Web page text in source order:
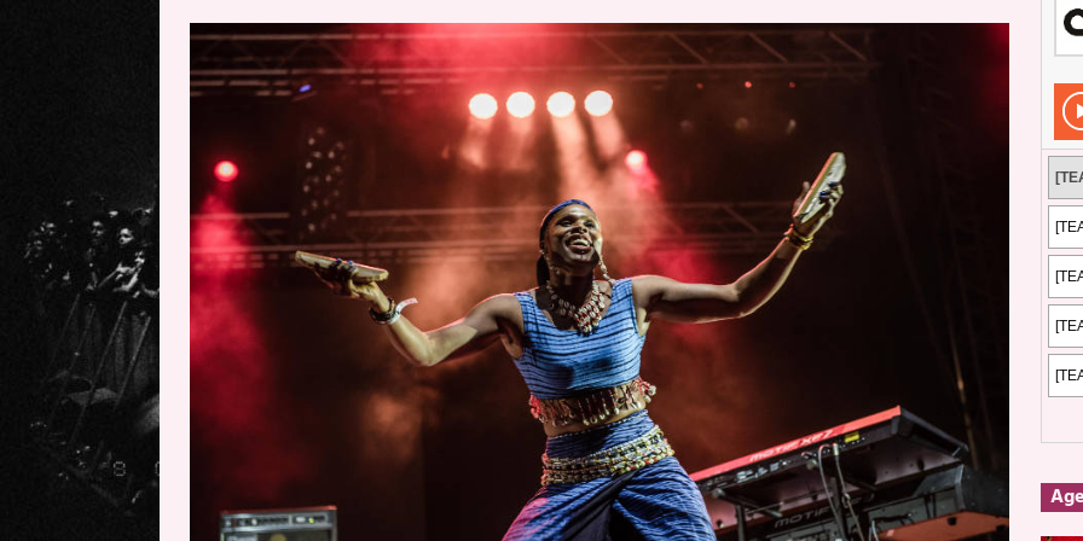
[ 20 mayo, 2026 ] XpresidentX: Rockeros certificados
ENTREVISTAS
[ 17 mayo, 2026 ] Fito & Fitipaldis: 2 de mayo de 2026 en Fuengirola
FOTOS
[ 17 mayo, 2026 ] Fito & Fitipaldis: Su ‘aullido’ retumbó ferozmente en Fuengirola.
[ 5 agosto, 2026 ] Florent Gorges: La historia de Nintendo Vol. 2 PUBLICACIONES